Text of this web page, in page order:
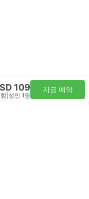
109
성인 1명
지금 예약